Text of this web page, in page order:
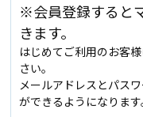
※会員登録すると
きます。
はじめてご利用のお客
さい。
メールアドレスとパス
ができるようになります